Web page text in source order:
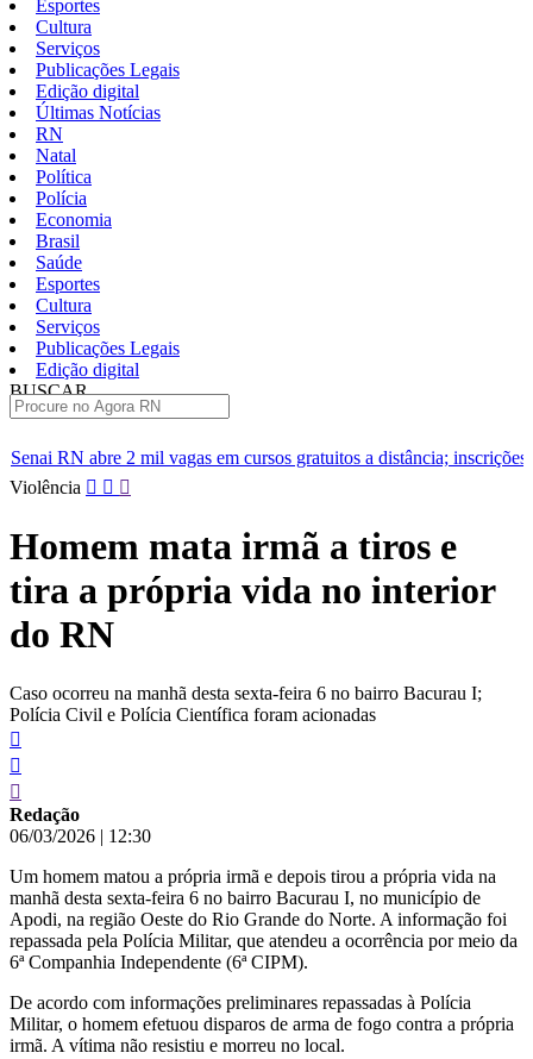
Esportes
Cultura
Serviços
Publicações Legais
Edição digital
Últimas Notícias
RN
Natal
Política
Polícia
Economia
Brasil
Saúde
Esportes
Cultura
Serviços
Publicações Legais
Edição digital
BUSCAR
em cursos gratuitos a distância; inscrições já estão abertas
Pular
conteúdo
Violência
Homem mata irmã a tiros e
tira a própria vida no interior
do RN
Caso ocorreu na manhã desta sexta-feira 6 no bairro Bacurau I;
Polícia Civil e Polícia Científica foram acionadas
Redação
06/03/2026 | 12:30
Um homem matou a própria irmã e depois tirou a própria vida na
manhã desta sexta-feira 6 no bairro Bacurau I, no município de
Apodi, na região Oeste do Rio Grande do Norte. A informação foi
repassada pela Polícia Militar, que atendeu a ocorrência por meio da
6ª Companhia Independente (6ª CIPM).
De acordo com informações preliminares repassadas à Polícia
Militar, o homem efetuou disparos de arma de fogo contra a própria
irmã. A vítima não resistiu e morreu no local.